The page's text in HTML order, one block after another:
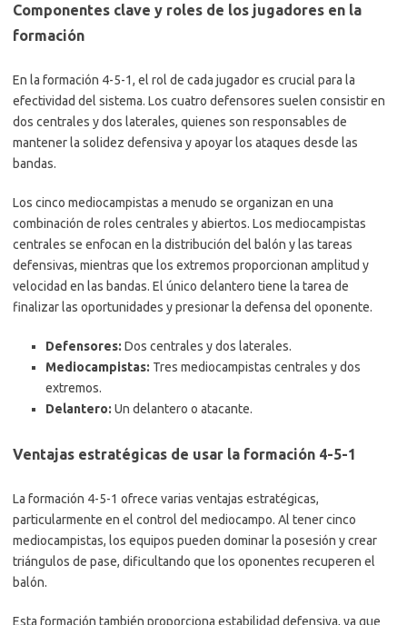
Componentes clave y roles de los jugadores en la
formación
En la formación 4-5-1, el rol de cada jugador es crucial para la
efectividad del sistema. Los cuatro defensores suelen consistir en
dos centrales y dos laterales, quienes son responsables de
mantener la solidez defensiva y apoyar los ataques desde las
bandas.
Los cinco mediocampistas a menudo se organizan en una
combinación de roles centrales y abiertos. Los mediocampistas
centrales se enfocan en la distribución del balón y las tareas
defensivas, mientras que los extremos proporcionan amplitud y
velocidad en las bandas. El único delantero tiene la tarea de
finalizar las oportunidades y presionar la defensa del oponente.
Defensores: Dos centrales y dos laterales.
Mediocampistas: Tres mediocampistas centrales y dos
extremos.
Delantero: Un delantero o atacante.
Ventajas estratégicas de usar la formación 4-5-1
La formación 4-5-1 ofrece varias ventajas estratégicas,
particularmente en el control del mediocampo. Al tener cinco
mediocampistas, los equipos pueden dominar la posesión y crear
triángulos de pase, dificultando que los oponentes recuperen el
balón.
Esta formación también proporciona estabilidad defensiva, ya que